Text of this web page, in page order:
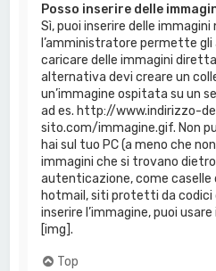
Posso inserire delle
Sì, puoi inserire delle
l’amministratore permette gli
caricare delle immagini
alternativa devi creare un
un’immagine ospitata su un
ad es. http://www.indirizzo-
sito.com/immagine.gif. Non
hai sul tuo PC (a meno che
immagini che si trovano
autenticazione, come caselle
hotmail, siti protetti da codici
inserire l’immagine, puoi
[img].
Top